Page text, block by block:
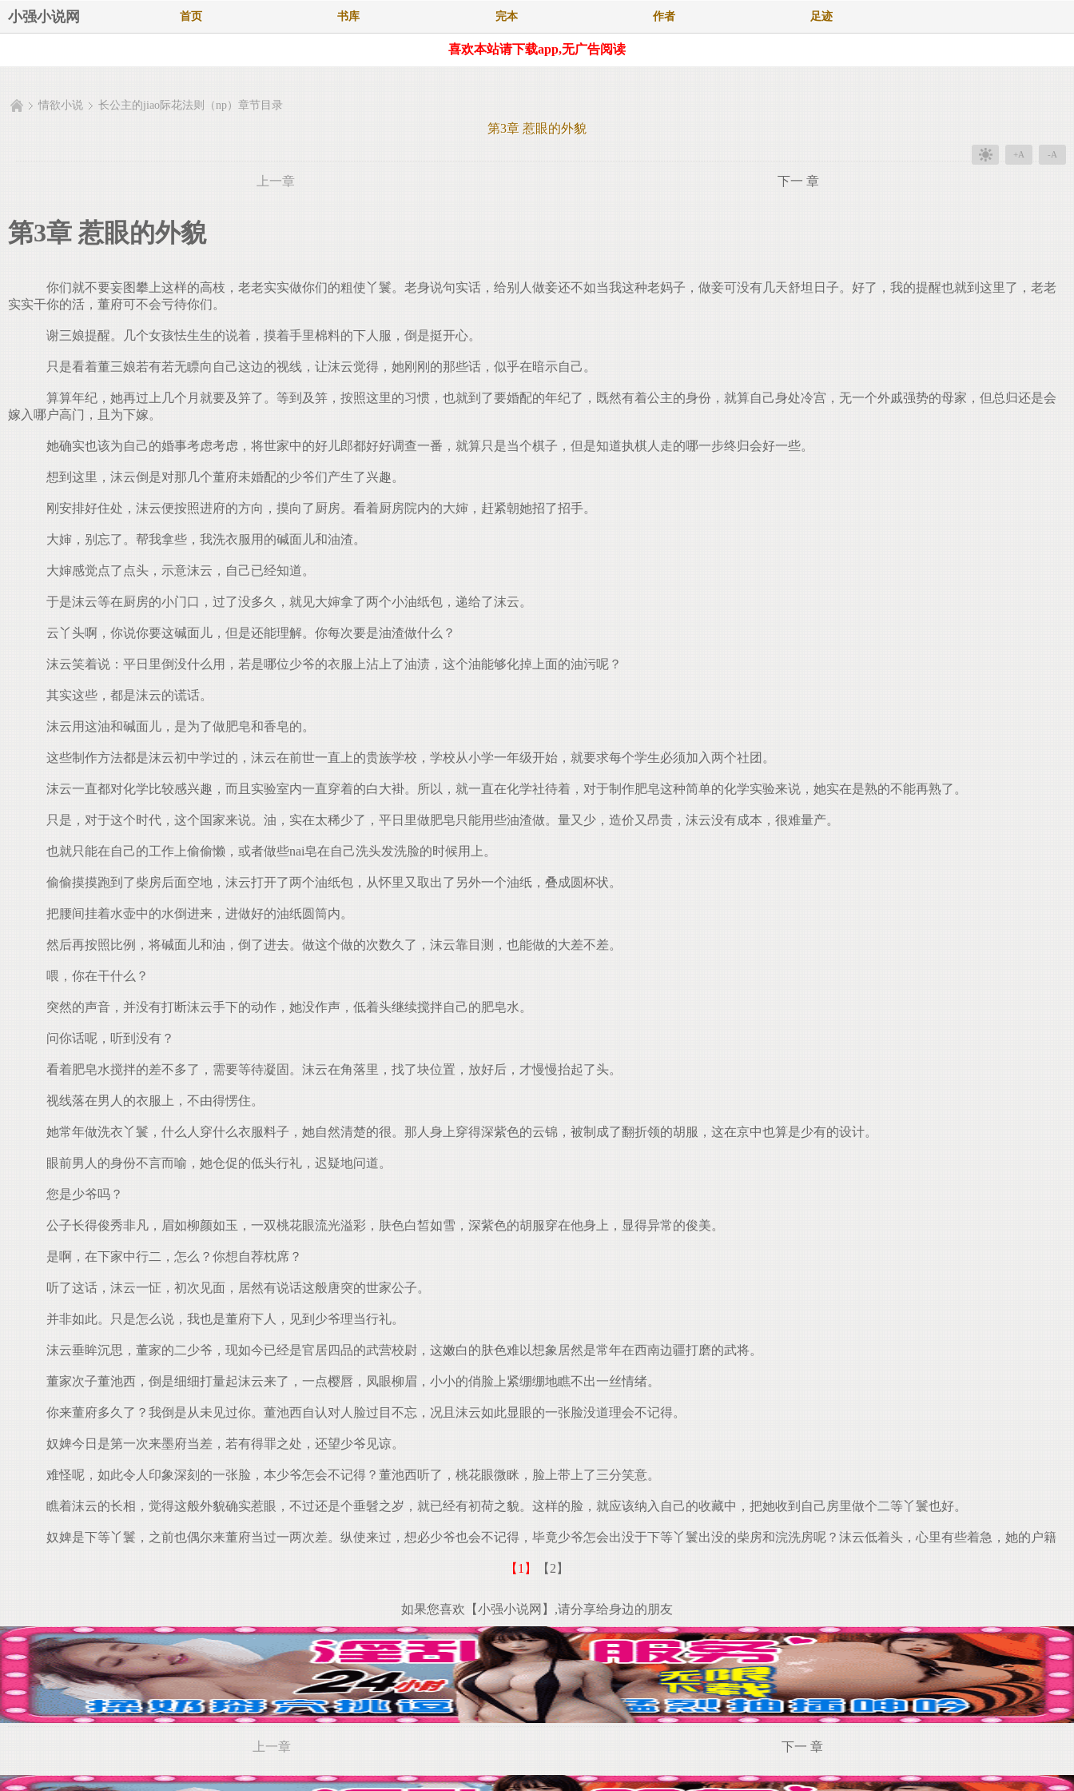
小强小说网 首页 书库 完本 作者 足迹
喜欢本站请下载app,无广告阅读
情欲小说 长公主的jiao际花法则（np）章节目录
第3章 惹眼的外貌
+A -A
上一章 下一 章
第3章 惹眼的外貌
你们就不要妄图攀上这样的高枝，老老实实做你们的粗使丫鬟。老身说句实话，给别人做妾还不如当我这种老妈子，做妾可没有几天舒坦日子。好了，我的提醒也就到这里了，老老
实实干你的活，董府可不会亏待你们。
谢三娘提醒。几个女孩怯生生的说着，摸着手里棉料的下人服，倒是挺开心。
只是看着董三娘若有若无瞟向自己这边的视线，让沫云觉得，她刚刚的那些话，似乎在暗示自己。
算算年纪，她再过上几个月就要及笄了。等到及笄，按照这里的习惯，也就到了要婚配的年纪了，既然有着公主的身份，就算自己身处冷宫，无一个外戚强势的母家，但总归还是会
嫁入哪户高门，且为下嫁。
她确实也该为自己的婚事考虑考虑，将世家中的好儿郎都好好调查一番，就算只是当个棋子，但是知道执棋人走的哪一步终归会好一些。
想到这里，沫云倒是对那几个董府未婚配的少爷们产生了兴趣。
刚安排好住处，沫云便按照进府的方向，摸向了厨房。看着厨房院内的大婶，赶紧朝她招了招手。
大婶，别忘了。帮我拿些，我洗衣服用的碱面儿和油渣。
大婶感觉点了点头，示意沫云，自己已经知道。
于是沫云等在厨房的小门口，过了没多久，就见大婶拿了两个小油纸包，递给了沫云。
云丫头啊，你说你要这碱面儿，但是还能理解。你每次要是油渣做什么？
沫云笑着说：平日里倒没什么用，若是哪位少爷的衣服上沾上了油渍，这个油能够化掉上面的油污呢？
其实这些，都是沫云的谎话。
沫云用这油和碱面儿，是为了做肥皂和香皂的。
这些制作方法都是沫云初中学过的，沫云在前世一直上的贵族学校，学校从小学一年级开始，就要求每个学生必须加入两个社团。
沫云一直都对化学比较感兴趣，而且实验室内一直穿着的白大褂。所以，就一直在化学社待着，对于制作肥皂这种简单的化学实验来说，她实在是熟的不能再熟了。
只是，对于这个时代，这个国家来说。油，实在太稀少了，平日里做肥皂只能用些油渣做。量又少，造价又昂贵，沫云没有成本，很难量产。
也就只能在自己的工作上偷偷懒，或者做些nai皂在自己洗头发洗脸的时候用上。
偷偷摸摸跑到了柴房后面空地，沫云打开了两个油纸包，从怀里又取出了另外一个油纸，叠成圆杯状。
把腰间挂着水壶中的水倒进来，进做好的油纸圆筒内。
然后再按照比例，将碱面儿和油，倒了进去。做这个做的次数久了，沫云靠目测，也能做的大差不差。
喂，你在干什么？
突然的声音，并没有打断沫云手下的动作，她没作声，低着头继续搅拌自己的肥皂水。
问你话呢，听到没有？
看着肥皂水搅拌的差不多了，需要等待凝固。沫云在角落里，找了块位置，放好后，才慢慢抬起了头。
视线落在男人的衣服上，不由得愣住。
她常年做洗衣丫鬟，什么人穿什么衣服料子，她自然清楚的很。那人身上穿得深紫色的云锦，被制成了翻折领的胡服，这在京中也算是少有的设计。
眼前男人的身份不言而喻，她仓促的低头行礼，迟疑地问道。
您是少爷吗？
公子长得俊秀非凡，眉如柳颜如玉，一双桃花眼流光溢彩，肤色白皙如雪，深紫色的胡服穿在他身上，显得异常的俊美。
是啊，在下家中行二，怎么？你想自荐枕席？
听了这话，沫云一怔，初次见面，居然有说话这般唐突的世家公子。
并非如此。只是怎么说，我也是董府下人，见到少爷理当行礼。
沫云垂眸沉思，董家的二少爷，现如今已经是官居四品的武营校尉，这嫩白的肤色难以想象居然是常年在西南边疆打磨的武将。
董家次子董池西，倒是细细打量起沫云来了，一点樱唇，凤眼柳眉，小小的俏脸上紧绷绷地瞧不出一丝情绪。
你来董府多久了？我倒是从未见过你。董池西自认对人脸过目不忘，况且沫云如此显眼的一张脸没道理会不记得。
奴婢今日是第一次来墨府当差，若有得罪之处，还望少爷见谅。
难怪呢，如此令人印象深刻的一张脸，本少爷怎会不记得？董池西听了，桃花眼微眯，脸上带上了三分笑意。
瞧着沫云的长相，觉得这般外貌确实惹眼，不过还是个垂髫之岁，就已经有初荷之貌。这样的脸，就应该纳入自己的收藏中，把她收到自己房里做个二等丫鬟也好。
奴婢是下等丫鬟，之前也偶尔来董府当过一两次差。纵使来过，想必少爷也会不记得，毕竟少爷怎会出没于下等丫鬟出没的柴房和浣洗房呢？沫云低着头，心里有些着急，她的户籍
【1】 【2】
如果您喜欢【小强小说网】,请分享给身边的朋友
上一章 下一 章